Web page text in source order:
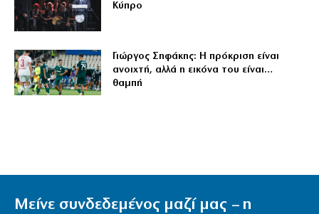
Κύπρο
Γιώργος Σηφάκης: Η πρόκριση είναι
ανοιχτή, αλλά η εικόνα του είναι…
θαμπή
Μείνε συνδεδεμένος μαζί μας – η